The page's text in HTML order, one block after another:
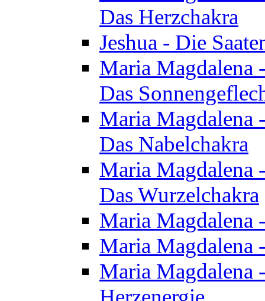
Das Herzchakra
Jeshua - Die
Maria Magdalena
Das
Maria Magdalena
Das Nabelchakra
Maria Magdalena
Das Wurzelchakra
Maria Magdalena
Maria Magdalena
Maria Magdalena